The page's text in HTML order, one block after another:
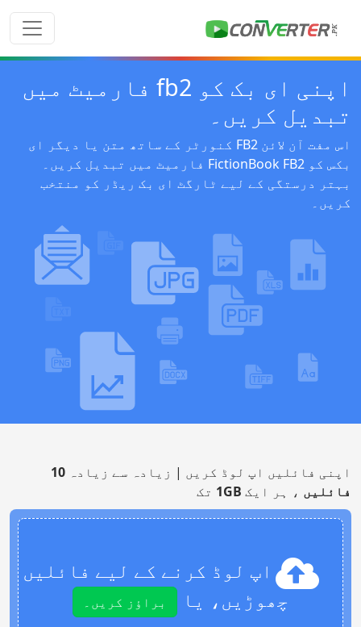
اپنی ای بک کو fb2 فارمیٹ میں
تبدیل کریں۔
اس مفت آن لائن FB2 کنورٹر کے ساتھ متن یا دیگر ای
بکس کو FictionBook FB2 فارمیٹ میں تبدیل کریں۔
بہتر درستگی کے لیے ٹارگٹ ای بک ریڈر کو منتخب
کریں۔
اپنی فائلیں اپ لوڈ کریں | زیادہ سے زیادہ 10
فائلیں ، ہر ایک 1GB تک
اپ لوڈ کرنے کے لیے فائلیں
چھوڑیں، یا
براؤز کریں۔